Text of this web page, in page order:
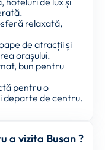
relaxată,
de atracții și
orașului.
bun pentru
pentru o
departe de centru.
a vizita Busan ?